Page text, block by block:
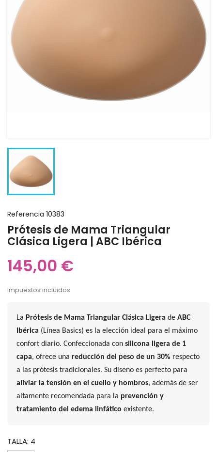
Referencia 10383
Prótesis de Mama Triangular
Clásica Ligera | ABC Ibérica
145,00 €
Impuestos incluidos
La Prótesis de Mama Triangular Clásica Ligera deABC
Ibérica (Línea Basics) es la elección ideal para el máximo
confort diario. Confeccionada consilicona ligera de 1
capa, ofrece unareducción del peso de un 30% respecto
a las prótesis tradicionales. Su diseño es perfecto para
aliviar la tensión en el cuello y hombros, además de ser
altamente recomendada para la prevención y
tratamiento del edema linfático existente.
TALLA: 4